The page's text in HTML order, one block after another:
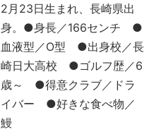
2月23日生まれ、長崎県出
身。●身長／166センチ ●
血液型／O型 ●出身校／長
崎日大高校 ●ゴルフ歴／6
歳～ ●得意クラブ／ドラ
イバー ●好きな食べ物／
鰻